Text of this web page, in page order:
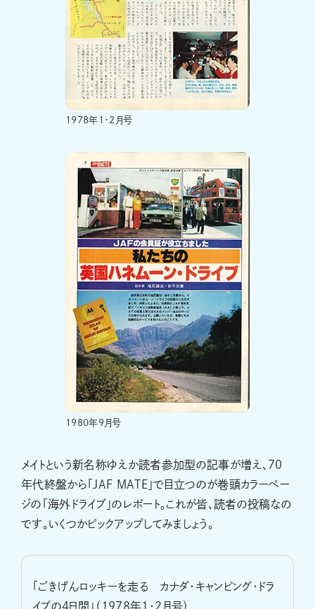
1978年1・2月号
1980年9月号
メイトという新名称ゆえか読者参加型の記事が増え、70
年代終盤から「JAF MATE」で目立つのが巻頭カラーペー
ジの「海外ドライブ」のレポート。これが皆、読者の投稿なの
です。いくつかピックアップしてみましょう。
「ごきげんロッキーを走る カナダ・キャンピング・ドラ
イブの4日間」（1978年1・2月号）